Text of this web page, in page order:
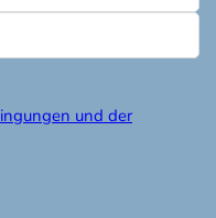
und der